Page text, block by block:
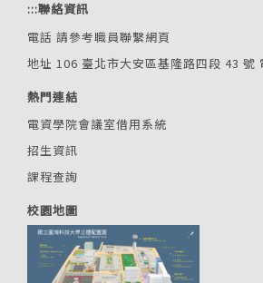
:::聯絡資訊
電話 請參考職員聯繫網頁
地址 106 臺北市大安區基隆路四段 43 號
熱門連結
電資學院會議室借用系統
招生資訊
課程查詢
校園地圖